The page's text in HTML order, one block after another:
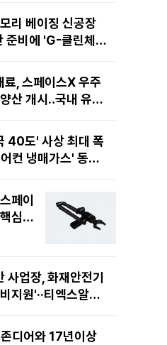
리 베이징 신공장
준비에 'G-클린체
, 스페이스X 우주
산 개시‥국내 유일
40도' 사상 최대 폭
컨 냉매가스' 동난
페이
심
업장, 화재안전기
지원'··티엑스알로
디어와 17년이상